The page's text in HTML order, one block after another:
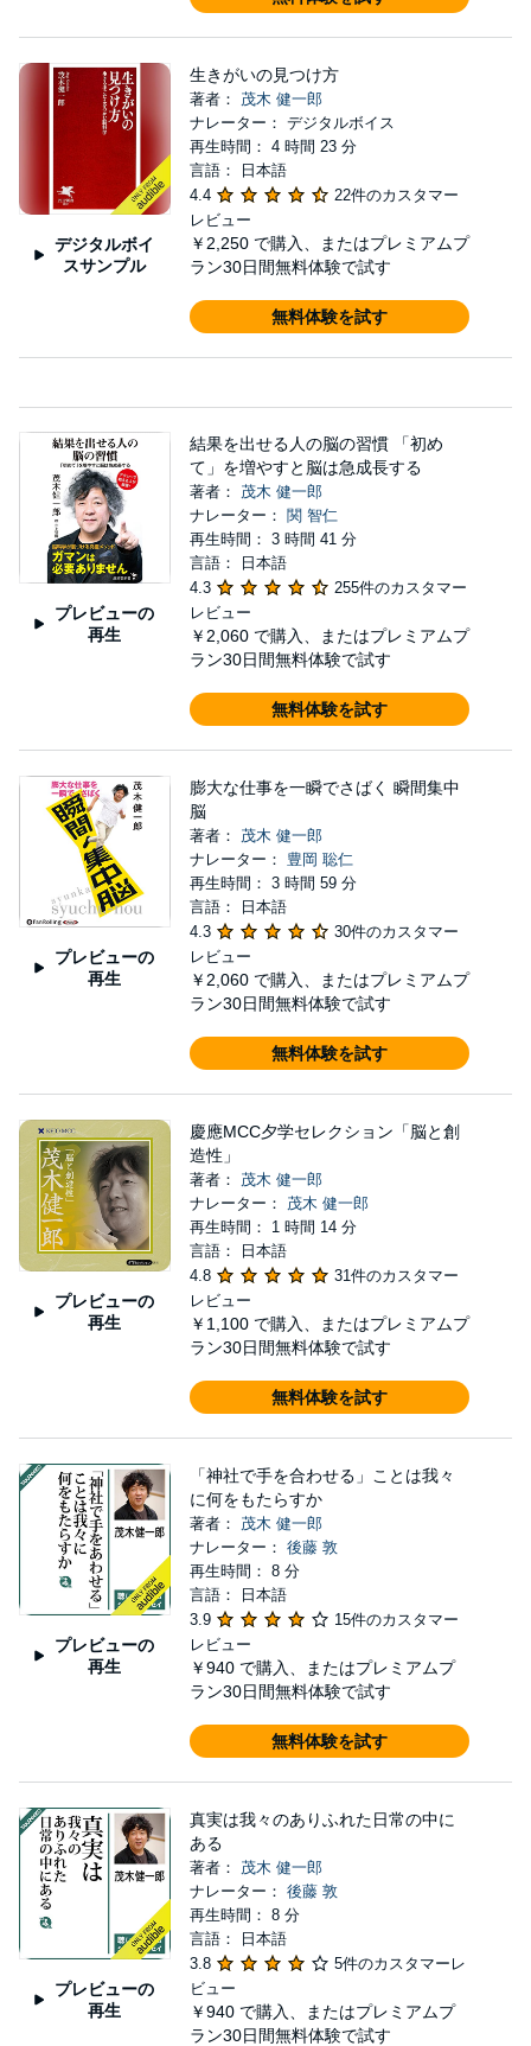
デジタルボイ
スサンプル
生きがいの見つけ方
著者： 茂木 健一郎
ナレーター： デジタルボイス
再生時間： 4 時間 23 分
言語： 日本語
4.4
22件のカスタマー
レビュー
￥2,250 で購入、またはプレミアムプ
ラン30日間無料体験で試す
無料体験を試す
プレビューの
再生
結果を出せる人の脳の習慣 「初め
て」を増やすと脳は急成長する
著者： 茂木 健一郎
ナレーター： 関 智仁
再生時間： 3 時間 41 分
言語： 日本語
4.3
255件のカスタマー
レビュー
￥2,060 で購入、またはプレミアムプ
ラン30日間無料体験で試す
無料体験を試す
プレビューの
再生
膨大な仕事を一瞬でさばく 瞬間集中
脳
著者： 茂木 健一郎
ナレーター： 豊岡 聡仁
再生時間： 3 時間 59 分
言語： 日本語
4.3
30件のカスタマー
レビュー
￥2,060 で購入、またはプレミアムプ
ラン30日間無料体験で試す
無料体験を試す
プレビューの
再生
慶應MCC夕学セレクション「脳と創
造性」
著者： 茂木 健一郎
ナレーター： 茂木 健一郎
再生時間： 1 時間 14 分
言語： 日本語
4.8
31件のカスタマー
レビュー
￥1,100 で購入、またはプレミアムプ
ラン30日間無料体験で試す
無料体験を試す
プレビューの
再生
「神社で手を合わせる」ことは我々
に何をもたらすか
著者： 茂木 健一郎
ナレーター： 後藤 敦
再生時間： 8 分
言語： 日本語
3.9
15件のカスタマー
レビュー
￥940 で購入、またはプレミアムプ
ラン30日間無料体験で試す
無料体験を試す
プレビューの
再生
真実は我々のありふれた日常の中に
ある
著者： 茂木 健一郎
ナレーター： 後藤 敦
再生時間： 8 分
言語： 日本語
3.8
5件のカスタマーレ
ビュー
￥940 で購入、またはプレミアムプ
ラン30日間無料体験で試す